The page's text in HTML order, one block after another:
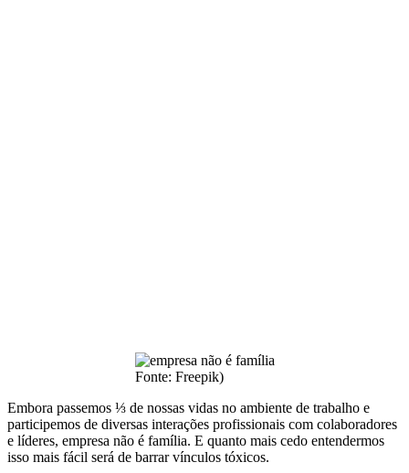
Fonte: Freepik)
Embora passemos ⅓ de nossas vidas no ambiente de trabalho e
participemos de diversas interações profissionais com colaboradores
e líderes, empresa não é família. E quanto mais cedo entendermos
isso mais fácil será de barrar vínculos tóxicos.